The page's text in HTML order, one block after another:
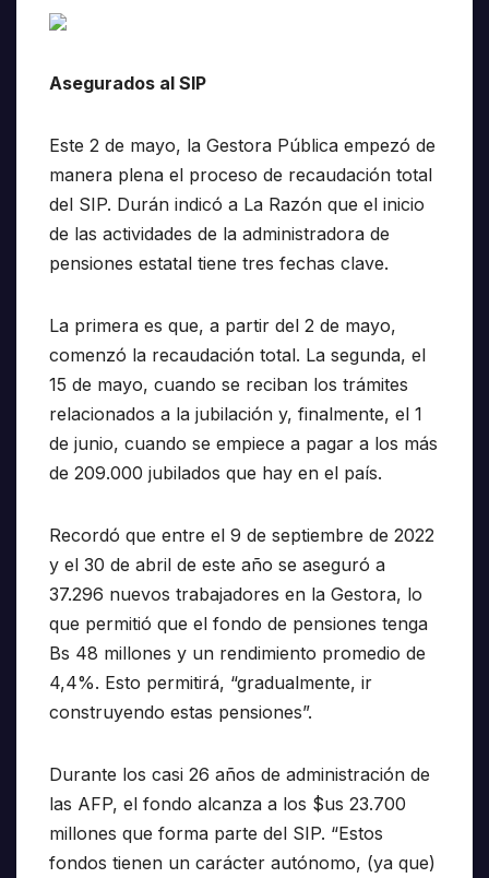
Asegurados al SIP
Este 2 de mayo, la Gestora Pública empezó de
manera plena el proceso de recaudación total
del SIP. Durán indicó a La Razón que el inicio
de las actividades de la administradora de
pensiones estatal tiene tres fechas clave.
La primera es que, a partir del 2 de mayo,
comenzó la recaudación total. La segunda, el
15 de mayo, cuando se reciban los trámites
relacionados a la jubilación y, finalmente, el 1
de junio, cuando se empiece a pagar a los más
de 209.000 jubilados que hay en el país.
Recordó que entre el 9 de septiembre de 2022
y el 30 de abril de este año se aseguró a
37.296 nuevos trabajadores en la Gestora, lo
que permitió que el fondo de pensiones tenga
Bs 48 millones y un rendimiento promedio de
4,4%. Esto permitirá, “gradualmente, ir
construyendo estas pensiones”.
Durante los casi 26 años de administración de
las AFP, el fondo alcanza a los $us 23.700
millones que forma parte del SIP. “Estos
fondos tienen un carácter autónomo, (ya que)